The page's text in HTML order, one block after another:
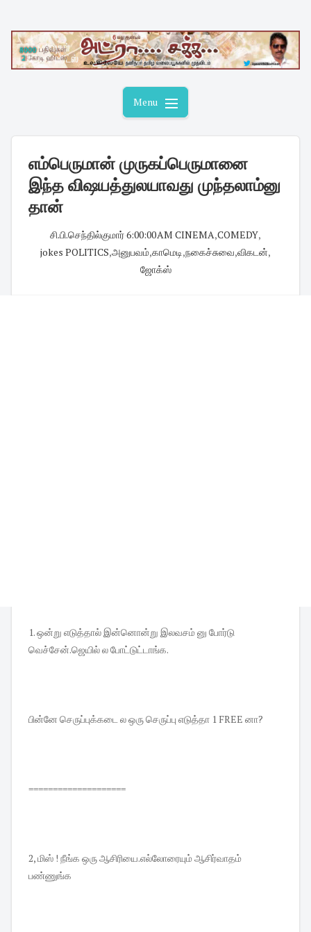
content
Menu
எம்பெருமான் முருகப்பெருமானை
இந்த விஷயத்துலயாவது முந்தலாம்னு
தான்
சி.பி.செந்தில்குமார்6:00:00 AM CINEMA,COMEDY,
jokes POLITICS,அனுபவம்,காமெடி,நகைச்சுவை,விகடன்,
ஜோக்ஸ்
1. ஒன்று எடுத்தால் இன்னொன்று இலவசம் னு போர்டு
வெச்சேன்.ஜெயில் ல போட்டுட்டாங்க.
பின்னே செருப்புக்கடை ல ஒரு செருப்பு எடுத்தா 1 FREE னா?
====================
2, மிஸ் ! நீங்க ஒரு ஆசிரியை.எல்லோரையும் ஆசிர்வாதம்
பண்ணுங்க